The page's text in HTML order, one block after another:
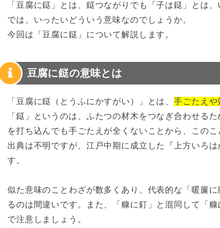
「豆腐に鎹」とは、鎹つながりでも「子は鎹」とは
では、いったいどういう意味なのでしょうか。
今回は「豆腐に鎹」について解説します。
豆腐に鎹の意味とは
「豆腐に鎹（とうふにかすがい）」とは、手ごたえ
「鎹」というのは、ふたつの材木をつなぎ合わせる
を打ち込んでも手ごたえが全くないことから、この
出典は不明ですが、江戸中期に成立した『上方いろ
す。
似た意味のことわざが数多くあり、代表的な「暖簾
るのは間違いです。また、「糠に釘」と混同して「
で注意しましょう。